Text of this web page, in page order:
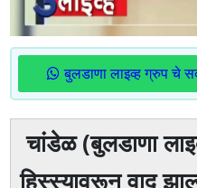
बुलडाणा लाइव्ह ग्रुप चे
चांडेळ (बुलडाणा
हिस्स्यावरून वाद